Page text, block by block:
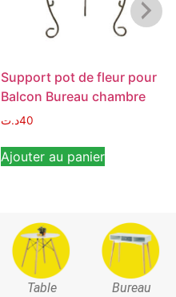
Support pot de fleur pour
Balcon Bureau chambre
40د.ت
Ajouter au panier
Table Bureau